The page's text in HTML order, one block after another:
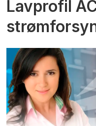
Lavprofil